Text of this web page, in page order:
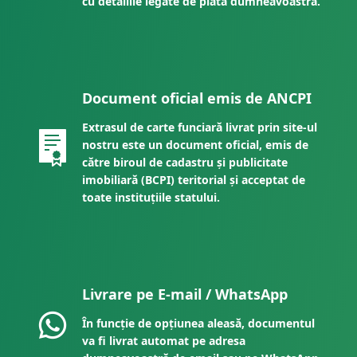
Document oficial emis de ANCPI
Extrasul de carte funciară livrat prin site-ul
nostru este un document oficial, emis de
către biroul de cadastru și publicitate
imobiliară (BCPI) teritorial și acceptat de
toate instituțiile statului.
Livrare pe E-mail / WhatsApp
În funcție de opțiunea aleasă, documentul
va fi livrat automat pe adresa